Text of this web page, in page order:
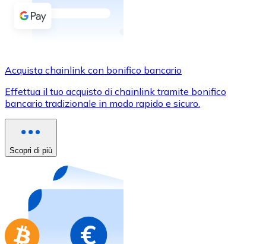
Bonifico SEPA
Usa le carte Visa e Mastercard per acquistare
Acquista con carta
Acquista gift card dei tuoi marchi preferiti con
Vai al negozio di carte regalo
Acquista chainlink con bonifico bancario
Effettua il tuo acquisto di chainlink tramite bonifico
bancario tradizionale in modo rapido e sicuro.
Scopri di più